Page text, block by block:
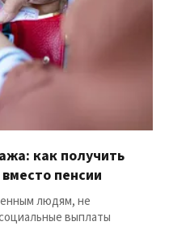
как получить
пенсии
людям, не
выплаты